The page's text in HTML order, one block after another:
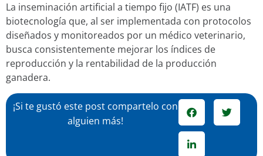
La inseminación artificial a tiempo fijo (IATF) es una
biotecnología que, al ser implementada con protocolos
diseñados y monitoreados por un médico veterinario,
busca consistentemente mejorar los índices de
reproducción y la rentabilidad de la producción
ganadera.
¡Si te gustó este post compartelo con
alguien más!